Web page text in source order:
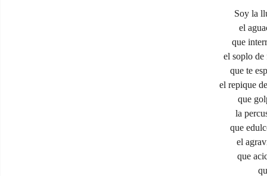
Soy la
el
que
el soplo
que te
el repique
que
la
que
el
que